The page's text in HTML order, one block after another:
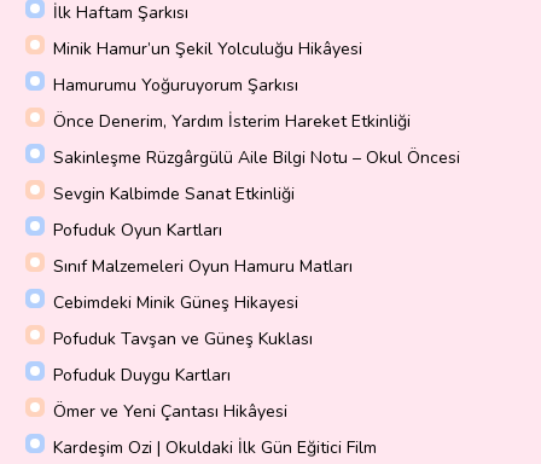
İlk Haftam Şarkısı
Minik Hamur’un Şekil Yolculuğu Hikâyesi
Hamurumu Yoğuruyorum Şarkısı
Önce Denerim, Yardım İsterim Hareket Etkinliği
Sakinleşme Rüzgârgülü Aile Bilgi Notu – Okul Öncesi
Sevgin Kalbimde Sanat Etkinliği
Pofuduk Oyun Kartları
Sınıf Malzemeleri Oyun Hamuru Matları
Cebimdeki Minik Güneş Hikayesi
Pofuduk Tavşan ve Güneş Kuklası
Pofuduk Duygu Kartları
Ömer ve Yeni Çantası Hikâyesi
Kardeşim Ozi | Okuldaki İlk Gün Eğitici Film